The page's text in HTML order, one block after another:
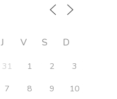
J V S D
31 1 2
3
7 8 9
10